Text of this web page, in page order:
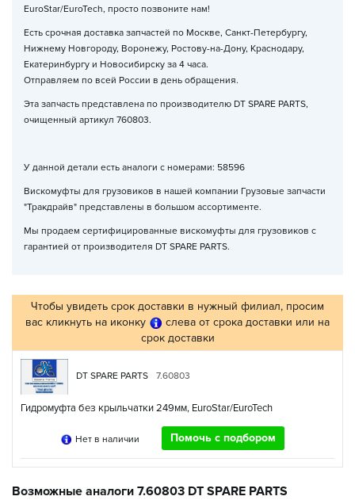
EuroStar/EuroTech, просто позвоните нам!
Есть срочная доставка запчастей по Москве, Санкт-Петербургу,
Нижнему Новгороду, Воронежу, Ростову-на-Дону, Краснодару,
Екатеринбургу и Новосибирску за 4 часа.
Отправляем по всей России в день обращения.
Эта запчасть представлена по производителю DT SPARE PARTS,
очищенный артикул 760803.
У данной детали есть аналоги с номерами: 58596
Вискомуфты для грузовиков в нашей компании Грузовые запчасти
"Тракдрайв" представлены в большом ассортименте.
Мы продаем сертифицированные вискомуфты для грузовиков с
гарантией от производителя DT SPARE PARTS.
Чтобы увидеть срок доставки в нужный филиал, просим
вас кликнуть на иконку
слева от срока доставки или на
срок доставки
DT SPARE PARTS 7.60803
Гидромуфта без крыльчатки 249мм, EuroStar/EuroTech
Нет в наличии Помочь с подбором
Возможные аналоги 7.60803 DT SPARE PARTS